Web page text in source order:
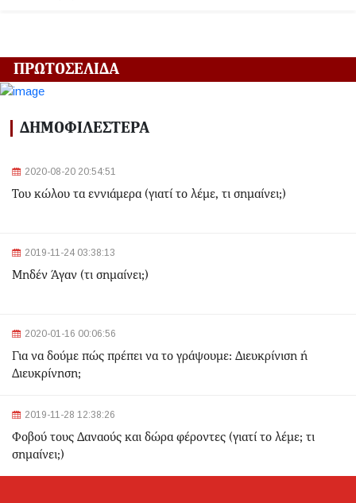
Αλλαγές στα δρομολόγια του Μετρό και του Τραμ λόγω
2024-03-22 11:07:47
Ομόνοια: Ριφιφί σε κοσμηματοπωλείο - Άρπαξαν
2024-03-22 10:52:10
Σεισμός 4,7 Ρίχτερ ανοιχτά της Κέρκυρας
σκουπίδια
Θεσσαλονίκη: Δίπλα στο 9χρονο παιδί του κατέληξε ο
30χρονος οδηγός - Ερευνώνται τα αίτια του
δυστυχήματος
ΠΡΩΤΟΣΕΛΙΔΑ
ΔΗΜΟΦΙΛΕΣΤΕΡΑ
2020-08-20 20:54:51
Του κώλου τα εννιάμερα (γιατί το λέμε, τι σημαίνει;)
2019-11-24 03:38:13
Μηδέν Άγαν (τι σημαίνει;)
2020-01-16 00:06:56
Για να δούμε πώς πρέπει να το γράψουμε: Διευκρίνιση ή
Διευκρίνηση;
2019-11-28 12:38:26
Φοβού τους Δαναούς και δώρα φέροντες (γιατί το λέμε; τι
σημαίνει;)